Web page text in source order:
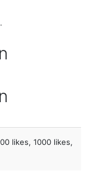
likes, 1000 likes,